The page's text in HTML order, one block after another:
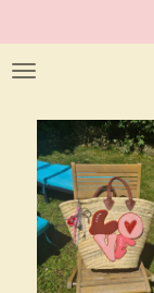
au
contenu